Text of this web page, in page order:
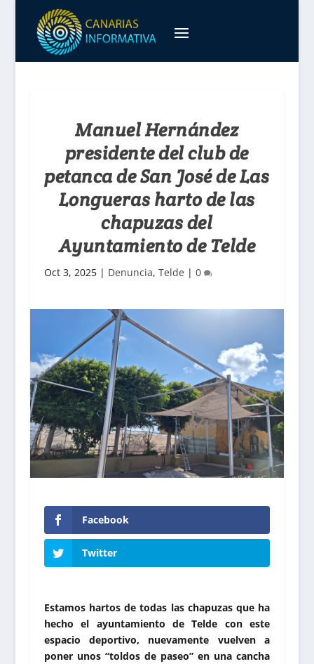
Manuel Hernández
presidente del club de
petanca de San José de Las
Longueras harto de las
chapuzas del
Ayuntamiento de Telde
Oct 3, 2025| Denuncia, Telde | 0
Facebook
Twitter
Estamos hartos de todas las chapuzas que ha
hecho el ayuntamiento de Telde con este
espacio deportivo, nuevamente vuelven a
poner unos “toldos de paseo” en una cancha